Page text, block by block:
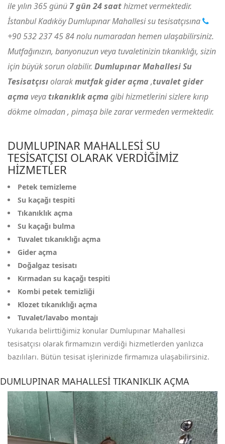
ile yılın 365 günü 7 gün 24 saathizmet vermektedir.
İstanbul Kadıköy Dumlupınar Mahallesi su tesisatçısına
+90 532 237 45 84nolu numaradan hemen ulaşabilirsiniz.
Mutfağınızın, banyonuzun veya tuvaletinizin tıkanıklığı, sizin
için büyük sorun olabilir. Dumlupınar Mahallesi Su
Tesisatçısıolarakmutfak gider açma ,tuvalet gider
açma veyatıkanıklık açma gibi hizmetlerini sizlere kırıp
dökme olmadan , pimaşa bile zarar vermeden vermektedir.
DUMLUPINAR MAHALLESI SU
TESISATÇISI OLARAK VERDIĞIMIZ
HIZMETLER
Petek temizleme
Su kaçağı tespiti
Tıkanıklık açma
Su kaçağı bulma
Tuvalet tıkanıklığı açma
Gider açma
Doğalgaz tesisatı
Kırmadan su kaçağı tespiti
Kombi petek temizliği
Klozet tıkanıklığı açma
Tuvalet/lavabo montajı
Yukarıda belirttiğimiz konular Dumlupınar Mahallesi
tesisatçısı olarak firmamızın verdiği hizmetlerden yanlızca
bazılıları. Bütün tesisat işlerinizde firmamıza ulaşabilirsiniz.
DUMLUPINAR MAHALLESI TIKANIKLIK AÇMA